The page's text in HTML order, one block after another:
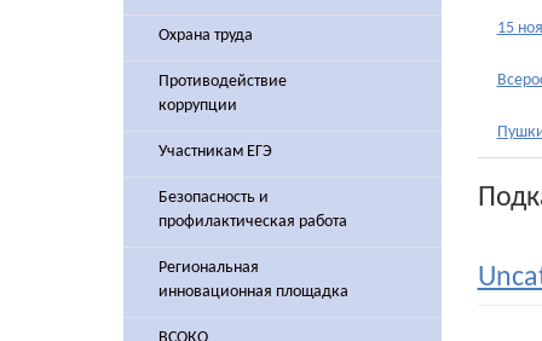
Охрана труда
Противодействие
коррупции
Участникам ЕГЭ
Безопасность и
профилактическая работа
Региональная
инновационная площадка
15